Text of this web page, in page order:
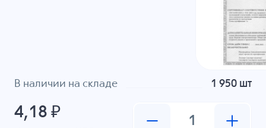
В наличии на складе 1 950 шт
4,18 ₽